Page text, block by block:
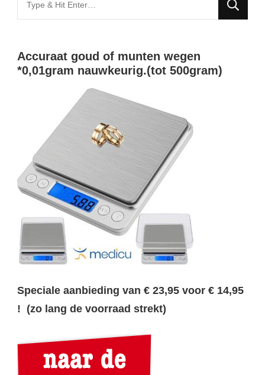
for
Accuraat goud of munten wegen
*0,01gram nauwkeurig.(tot 500gram)
Speciale aanbieding van € 23,95 voor € 14,95
! (zo lang de voorraad strekt)